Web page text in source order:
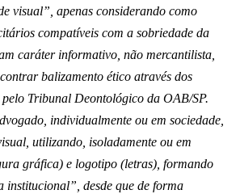
visual”, apenas considerando como
compatíveis com a sobriedade da
caráter informativo, não mercantilista,
balizamento ético através dos
pelo Tribunal Deontológico da OAB/SP.
individualmente ou em sociedade,
utilizando, isoladamente ou em
gráfica) e logotipo (letras), formando
institucional”, desde que de forma